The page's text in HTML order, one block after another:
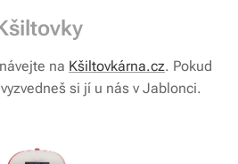
na Kšiltovkárna.cz. Pokud
si jí u nás v Jablonci.